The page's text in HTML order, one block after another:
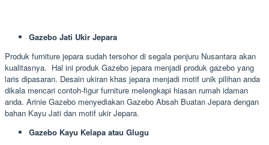
Gazebo Jati Ukir Jepara
Produk furniture jepara sudah tersohor di segala penjuru Nusantara akan
kualitasnya. Hal ini produk Gazebo jepara menjadi produk gazebo yang
laris dipasaran. Desain ukiran khas jepara menjadi motif unik pilihan anda
dikala mencari contoh-figur furniture melengkapi hiasan rumah idaman
anda. Arinie Gazebo menyediakan Gazebo Absah Buatan Jepara dengan
bahan Kayu Jati dan motif ukir Jepara.
Gazebo Kayu Kelapa atau Glugu